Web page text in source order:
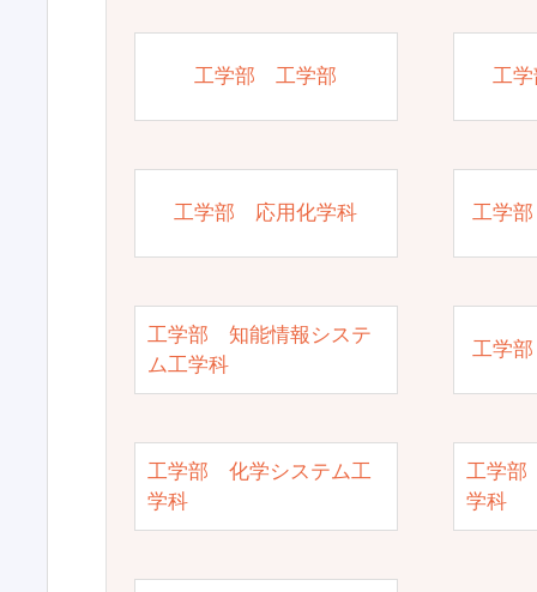
工学部 工学部 工
工学部 応用化学科 工学
工学部 知能情報システ
ム工学科
工学
工学部 化学システム工
学科
工学部
学科